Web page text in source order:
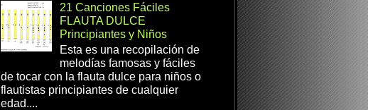
21 Canciones Fáciles
FLAUTA DULCE
Principiantes y Niños
Esta es una recopilación de
melodías famosas y fáciles
de tocar con la flauta dulce para niños o
flautistas principiantes de cualquier
edad....